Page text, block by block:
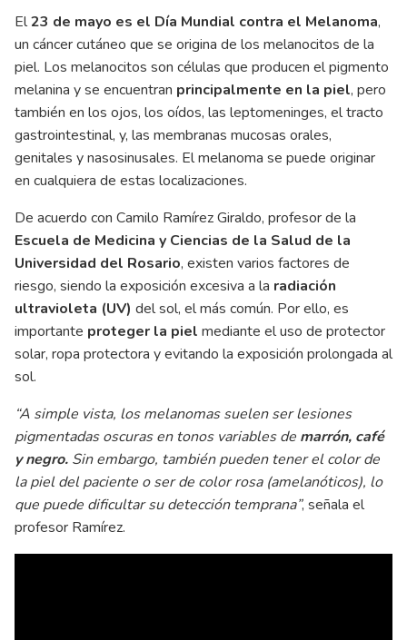
El23 de mayo es el Día Mundial contra el Melanoma,
un cáncer cutáneo que se origina de los melanocitos de la
piel. Los melanocitos son células que producen el pigmento
melanina y se encuentran principalmente en la piel, pero
también en los ojos, los oídos, las leptomeninges, el tracto
gastrointestinal, y, las membranas mucosas orales,
genitales y nasosinusales. El melanoma se puede originar
en cualquiera de estas localizaciones.
De acuerdo con Camilo Ramírez Giraldo, profesor de la
Escuela de Medicina y Ciencias de la Salud de la
Universidad del Rosario, existen varios factores de
riesgo, siendo la exposición excesiva a la radiación
ultravioleta (UV) del sol, el más común. Por ello, es
importante proteger la piel mediante el uso de protector
solar, ropa protectora y evitando la exposición prolongada al
sol.
“A simple vista, los melanomas suelen ser lesiones
pigmentadas oscuras en tonos variables de marrón, café
y negro. Sin embargo, también pueden tener el color de
la piel del paciente o ser de color rosa (amelanóticos), lo
que puede dificultar su detección temprana”, señala el
profesor Ramírez.